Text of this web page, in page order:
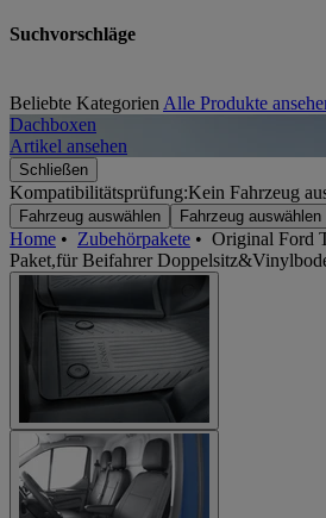
Suchvorschläge
Beliebte Kategorien Alle Produkte
Dachboxen
Artikel ansehen
Schließen
Kompatibilitätsprüfung:Kein Fahrzeug
Fahrzeug auswählen Fahrzeug auswählen
Home • Zubehörpakete • Original Ford
Paket,für Beifahrer